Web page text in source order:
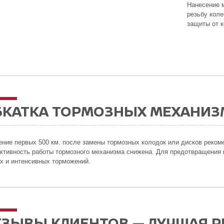
Нанесение
резьбу
защиты от
ТОРМОЗНЫХ
первых 500 км. после замены тормозных колодок или дисков
работы тормозного механизма снижена. Для предотвращения
и интенсивных торможений.